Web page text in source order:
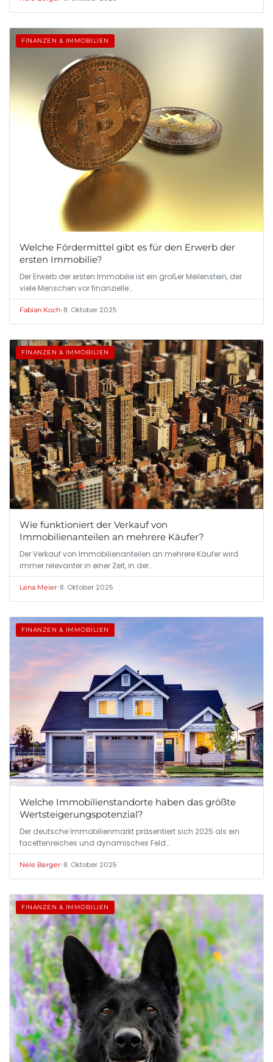
FINANZEN & IMMOBILIEN
Welche Fördermittel gibt es für den Erwerb der
ersten Immobilie?
Der Erwerb der ersten Immobilie ist ein großer Meilenstein, der
viele Menschen vor finanzielle…
Fabian Koch•8. Oktober 2025
FINANZEN & IMMOBILIEN
Wie funktioniert der Verkauf von
Immobilienanteilen an mehrere Käufer?
Der Verkauf von Immobilienanteilen an mehrere Käufer wird
immer relevanter in einer Zeit, in der…
Lena Meier•8. Oktober 2025
FINANZEN & IMMOBILIEN
Welche Immobilienstandorte haben das größte
Wertsteigerungspotenzial?
Der deutsche Immobilienmarkt präsentiert sich 2025 als ein
facettenreiches und dynamisches Feld…
Nele Berger•8. Oktober 2025
FINANZEN & IMMOBILIEN